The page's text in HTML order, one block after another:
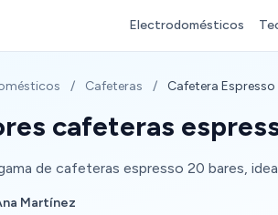
Electrodomésticos
/ Cafeteras / Cafetera Espresso
cafeteras
de cafeteras espresso 20 bares,
Martínez